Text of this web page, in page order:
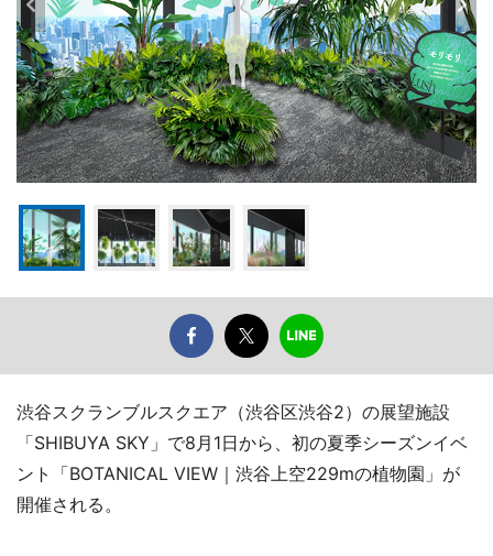
渋谷スクランブルスクエア（渋谷区渋谷2）の展望施設
「SHIBUYA SKY」で8月1日から、初の夏季シーズンイベ
ント「BOTANICAL VIEW｜渋谷上空229mの植物園」が
開催される。